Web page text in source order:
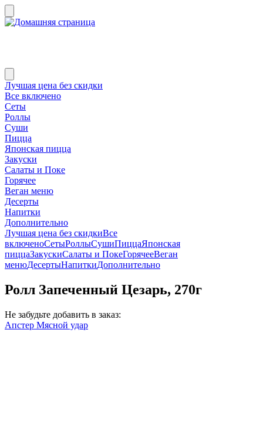
Лучшая цена без скидки
Все включено
Сеты
Роллы
Суши
Пицца
Японская пицца
Закуски
Салаты и Поке
Горячее
Веган меню
Десерты
Напитки
Дополнительно
Лучшая цена без скидкиВсе
включеноСетыРоллыСушиПиццаЯпонская
пиццаЗакускиСалаты и ПокеГорячееВеган
менюДесертыНапиткиДополнительно
Ролл Запеченный Цезарь, 270г
Не забудьте добавить в заказ:
Апстер Мясной удар